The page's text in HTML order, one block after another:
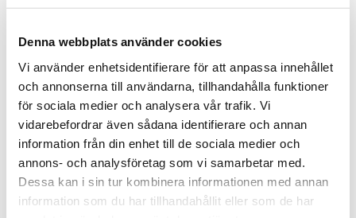
Denna webbplats använder cookies
Vi använder enhetsidentifierare för att anpassa innehållet
och annonserna till användarna, tillhandahålla funktioner
för sociala medier och analysera vår trafik. Vi
vidarebefordrar även sådana identifierare och annan
information från din enhet till de sociala medier och
annons- och analysföretag som vi samarbetar med.
Dessa kan i sin tur kombinera informationen med annan
information som du har tillhandahållit eller som de har
Kontakta oss
Produktblad Otto stapelbar